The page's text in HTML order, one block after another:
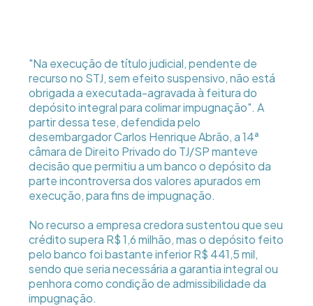
"Na execução de título judicial, pendente de
recurso no STJ, sem efeito suspensivo, não está
obrigada a executada-agravada à feitura do
depósito integral para colimar impugnação". A
partir dessa tese, defendida pelo
desembargador Carlos Henrique Abrão, a 14ª
câmara de Direito Privado do TJ/SP manteve
decisão que permitiu a um banco o depósito da
parte incontroversa dos valores apurados em
execução, para fins de impugnação.
No recurso a empresa credora sustentou que seu
crédito supera R$ 1,6 milhão, mas o depósito feito
pelo banco foi bastante inferior R$ 441,5 mil,
sendo que seria necessária a garantia integral ou
penhora como condição de admissibilidade da
impugnação.